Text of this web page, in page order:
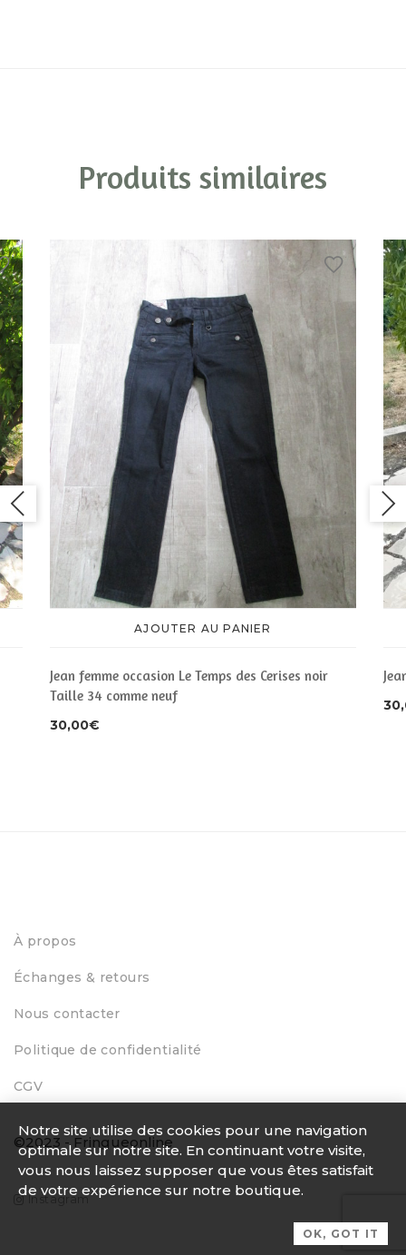
Produits similaires
AJOUTER AU PANIER
Jean femme occasion Le Temps des Cerises noir
Taille 34 comme neuf
30,00€
À propos
Échanges & retours
Nous contacter
Politique de confidentialité
CGV
©2023 - Fringueonline
Instagram
Notre site utilise des cookies pour une navigation
optimale sur notre site. En continuant votre visite,
vous nous laissez supposer que vous êtes satisfait
de votre expérience sur notre boutique.
OK, GOT IT